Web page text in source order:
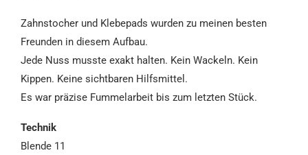
Zahnstocher und Klebepads wurden zu meinen besten
Freunden in diesem Aufbau.
Jede Nuss musste exakt halten. Kein Wackeln. Kein
Kippen. Keine sichtbaren Hilfsmittel.
Es war präzise Fummelarbeit bis zum letzten Stück.
Technik
Blende 11